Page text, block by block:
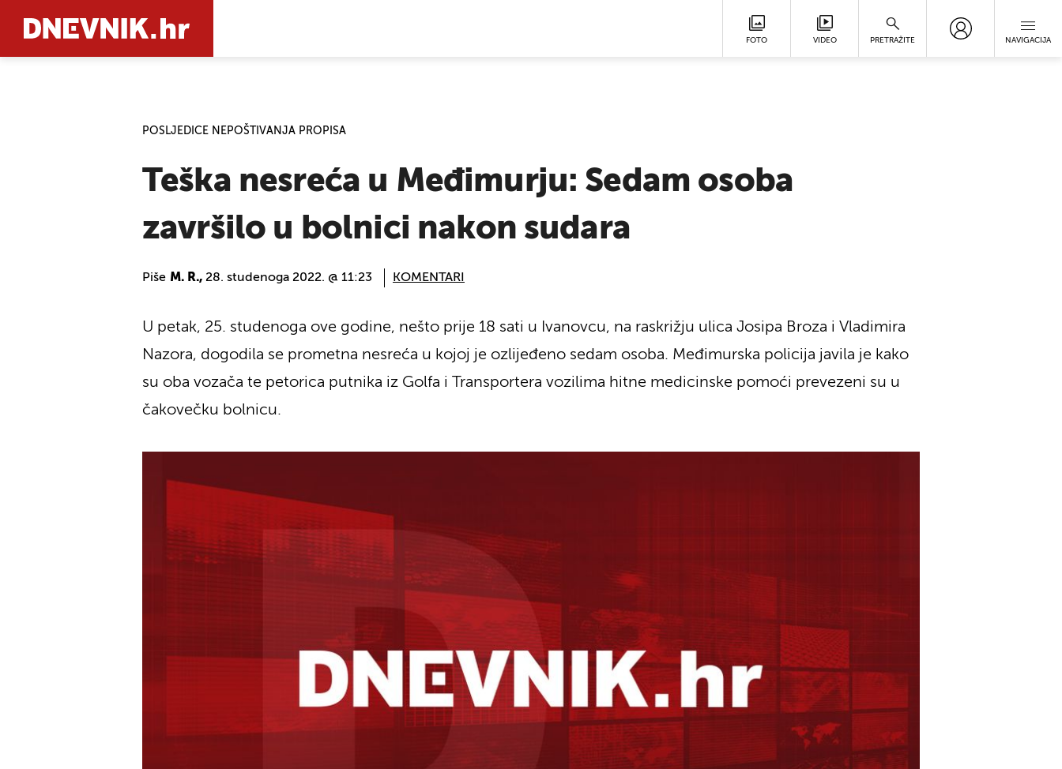
FOTO VIDEO PRETRAŽITE NAVIGACIJA
POSLJEDICE NEPOŠTIVANJA PROPISA
Teška nesreća u Međimurju: Sedam osoba
završilo u bolnici nakon sudara
Piše M. R., 28. studenoga 2022. @ 11:23 KOMENTARI
U petak, 25. studenoga ove godine, nešto prije 18 sati u Ivanovcu, na raskrižju ulica Josipa Broza i Vladimira
Nazora, dogodila se prometna nesreća u kojoj je ozlijeđeno sedam osoba. Međimurska policija javila je kako
su oba vozača te petorica putnika iz Golfa i Transportera vozilima hitne medicinske pomoći prevezeni su u
čakovečku bolnicu.